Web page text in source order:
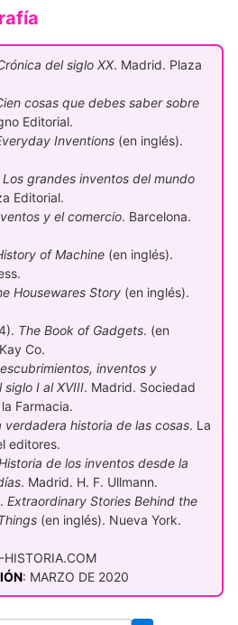
del siglo XX. Madrid. Plaza
cosas que debes saber sobre
Editorial.
Inventions (en inglés).
Los grandes inventos del mundo
Editorial.
y el comercio. Barcelona.
of Machine (en inglés).
Housewares Story (en inglés).
The Book of Gadgets. (en
Co.
inventos y
I al XVIII. Madrid. Sociedad
Farmacia.
verdadera historia de las cosas. La
editores.
de los inventos desde la
. Madrid. H. F. Ullmann.
Extraordinary Stories Behind the
(en inglés). Nueva York.
HISTORIA.COM
: MARZO DE 2020